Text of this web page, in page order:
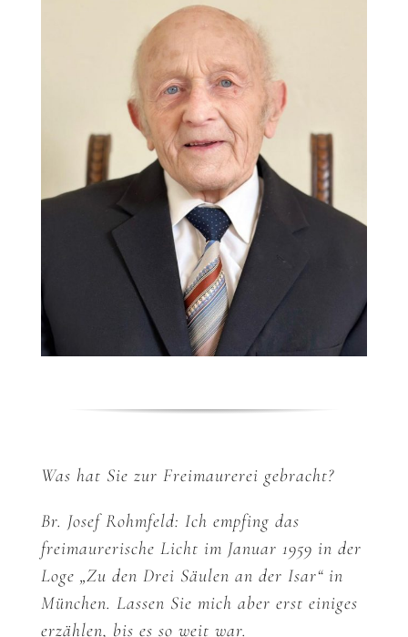
Was hat Sie zur Freimaurerei gebracht?
Br. Josef Rohmfeld: Ich empfing das
freimaurerische Licht im Januar 1959 in der
Loge „Zu den Drei Säulen an der Isar“ in
München. Lassen Sie mich aber erst einiges
erzählen, bis es so weit war.